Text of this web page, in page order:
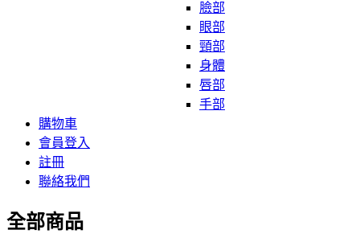
臉部
眼部
頸部
身體
唇部
手部
購物車
會員登入
註冊
聯絡我們
全部商品